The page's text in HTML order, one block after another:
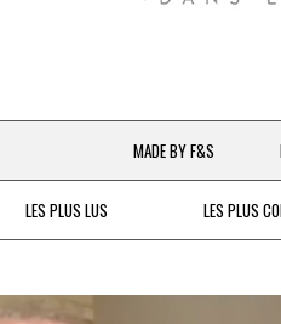
MADE BY F&S
CHEFS &
LES PLUS LUS LES PLUS